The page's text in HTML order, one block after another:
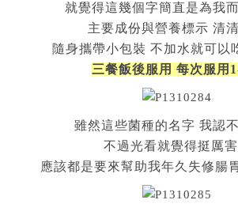
就覺得這幾個字簡直是為我
主要成份與營養標示 清
隨身攜帶小包裝 不加水就可以
三餐飯後服用 每次服用
雖然這些菌種的名字 我認
不過光看就覺得挺厲
應該都是要來幫助我年久失修腸